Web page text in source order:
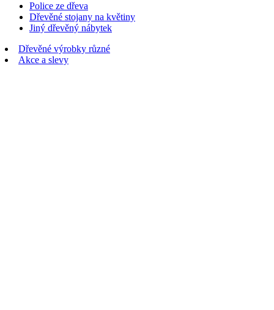
Police ze dřeva
Dřevěné stojany na květiny
Jiný dřevěný nábytek
Dřevěné výrobky různé
Akce a slevy